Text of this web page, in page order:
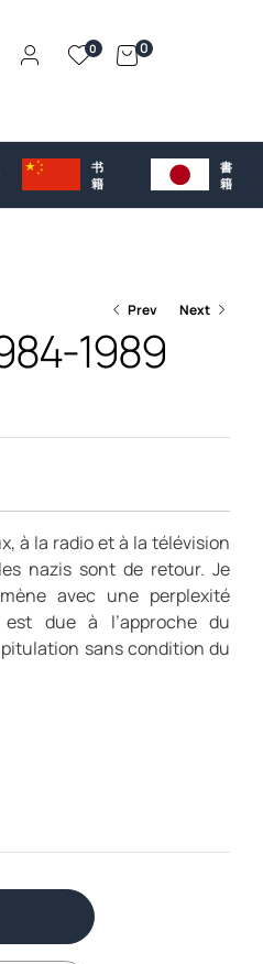
0 0
书
籍
書
籍
Prev Next
1989
à la radio et à la télévision
nazis sont de retour. Je
avec une perplexité
due à l’approche du
sans condition du